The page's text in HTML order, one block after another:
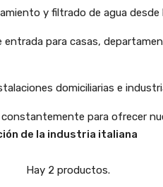
y filtrado de agua desde
para casas,
domiciliarias e
para ofrecer
de la industria italiana
Hay 2 productos.